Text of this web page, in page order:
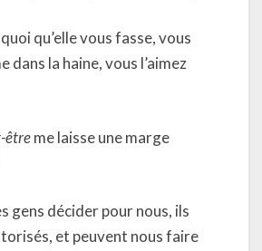
qu’elle vous fasse, vous
dans la haine, vous l’aimez
êtreme laisse une marge
gens décider pour nous, ils
et peuvent nous faire